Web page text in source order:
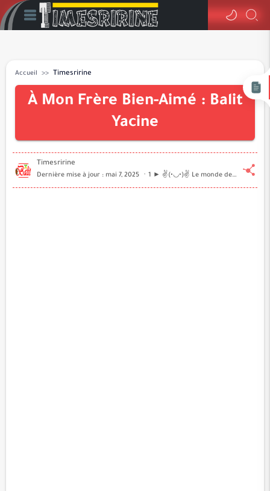
Accueil Timesririne
À Mon Frère Bien-Aimé : Balit
Yacine
1 ► ✌️(•◡•)✌️ Le monde de la technologie informatique à portée de main ...